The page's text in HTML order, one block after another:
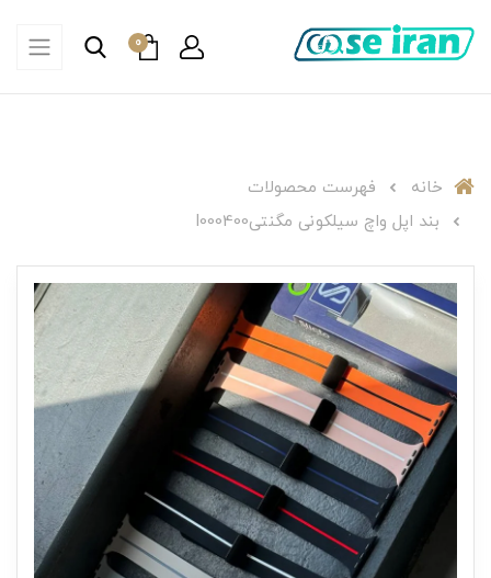
0
خانه
فهرست محصولات
بند اپل واچ سیلکونی مگنتیI000400